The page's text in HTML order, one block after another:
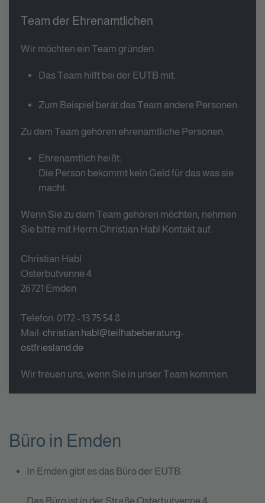
Team der Ehrenamtlichen
Wir möchten ein Team gründen.
Das Team hilft bei der EUTB mit.
Zum Beispiel berät das Team andere Personen.
Zu dem Team gehören ehrenamtliche Personen.
Ehrenamtlich heißt:
Die Person bekommt kein Geld für das was sie
macht.
Wenn Sie zu dem Team gehören möchten, nehmen
Sie bitte mit Herrn Christian Habl Kontakt auf.
Christian Habl
Osterbutvenne 4
26721 Emden
Telefon: 0172 - 13 75 54 8
Mail: christian.habl@teilhabeberatung-
ostfriesland.de
Wir freuen uns, wenn Sie in unser Team kommen.
Büro in Emden
In Emden gibt es das Büro der EUTB.